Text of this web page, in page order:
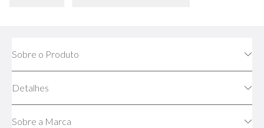
Sobre o Produto
Detalhes
Sobre a Marca